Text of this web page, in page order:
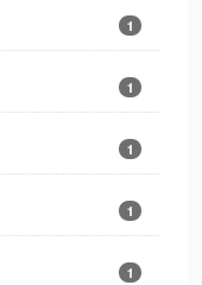
1
1
1
1
1